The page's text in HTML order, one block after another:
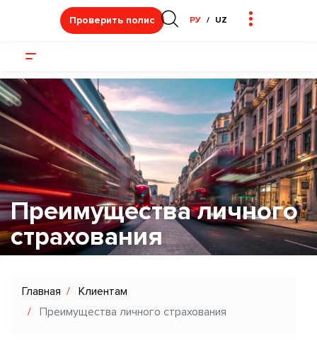
Проверить полис РУ UZ
Преимущества личного
страхования
Главная
Клиентам
Преимущества личного страхования